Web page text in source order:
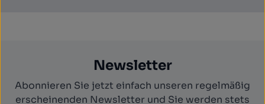
Newsletter
Abonnieren Sie jetzt einfach unseren regelmäßig
erscheinenden Newsletter und Sie werden stets